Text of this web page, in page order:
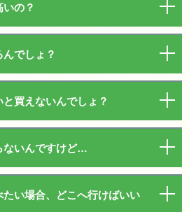
の？
でしょ？
買えないんでしょ？
ないんですけど…
たい場合、どこへ行けばいい